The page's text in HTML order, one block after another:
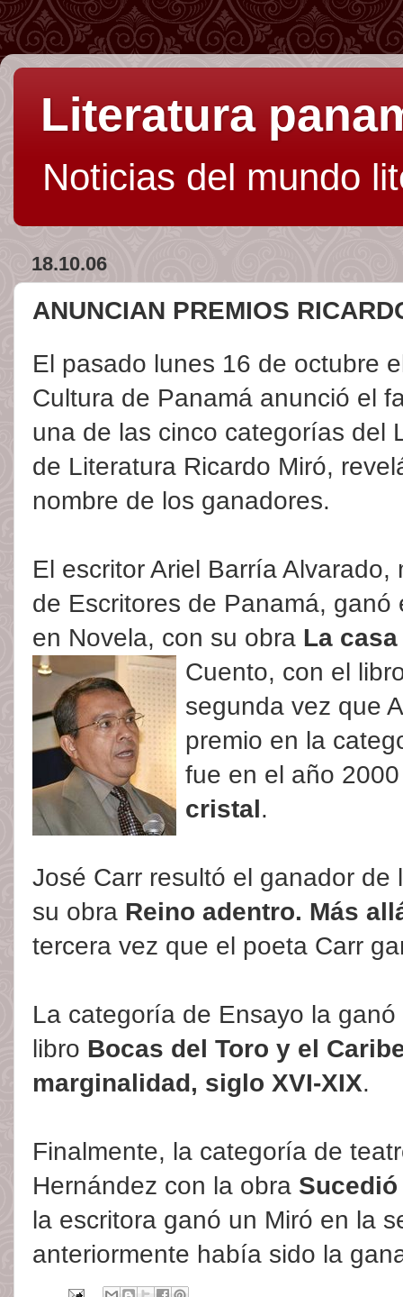
Literatura
Noticias del mundo
18.10.06
ANUNCIAN PREMIOS
El pasado lunes 16 de octubre
Cultura de Panamá anunció el
una de las cinco categorías del
de Literatura Ricardo Miró,
nombre de los ganadores.
El escritor Ariel Barría
de Escritores de Panamá,
en Novela, con su obra La
Cuento, con el
segunda vez que
premio en la
fue en el año
cristal.
José Carr resultó el ganador
su obra Reino adentro. Más
tercera vez que el poeta Carr
La categoría de Ensayo la
libro Bocas del Toro y el
marginalidad, siglo XVI-XIX.
Finalmente, la categoría de
Hernández con la obra
la escritora ganó un Miró en la
anteriormente había sido la